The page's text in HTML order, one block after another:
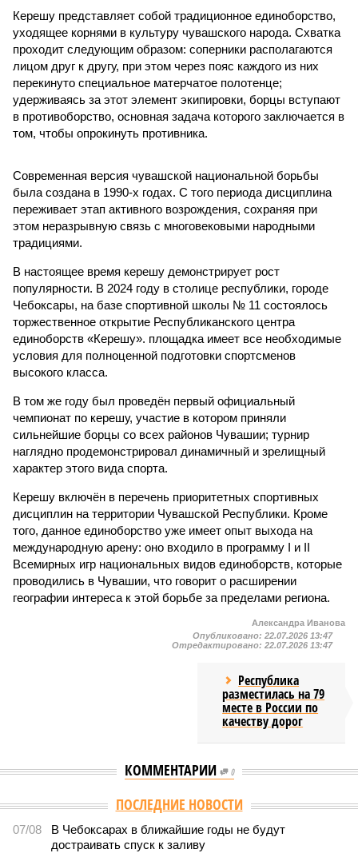
Керешу представляет собой традиционное единоборство,
уходящее корнями в культуру чувашского народа. Схватка
проходит следующим образом: соперники располагаются
лицом друг к другу, при этом через пояс каждого из них
перекинуто специальное матерчатое полотенце;
удерживаясь за этот элемент экипировки, борцы вступают
в противоборство, основная задача которого заключается в
том, чтобы опрокинуть противника.
Современная версия чувашской национальной борьбы
была создана в 1990-х годах. С того периода дисциплина
переживает этап активного возрождения, сохраняя при
этом неразрывную связь с многовековыми народными
традициями.
В настоящее время керешу демонстрирует рост
популярности. В 2024 году в столице республики, городе
Чебоксары, на базе спортивной школы № 11 состоялось
торжественное открытие Республиканского центра
единоборств «Керешу». площадка имеет все необходимые
условия для полноценной подготовки спортсменов
высокого класса.
В том же году был проведён первый официальный
чемпионат по керешу, участие в котором приняли
сильнейшие борцы со всех районов Чувашии; турнир
наглядно продемонстрировал динамичный и зрелищный
характер этого вида спорта.
Керешу включён в перечень приоритетных спортивных
дисциплин на территории Чувашской Республики. Кроме
того, данное единоборство уже имеет опыт выхода на
международную арену: оно входило в программу I и II
Всемирных игр национальных видов единоборств, которые
проводились в Чувашии, что говорит о расширении
географии интереса к этой борьбе за пределами региона.
Александра Иванова
Опубликовано: 22.07.2026 13:47
Отредактировано: 22.07.2026 13:47
Республика
разместилась на 79
месте в России по
качеству дорог
КОММЕНТАРИИ 0
ПОСЛЕДНИЕ НОВОСТИ
07/08
В Чебоксарах в ближайшие годы не будут
достраивать спуск к заливу